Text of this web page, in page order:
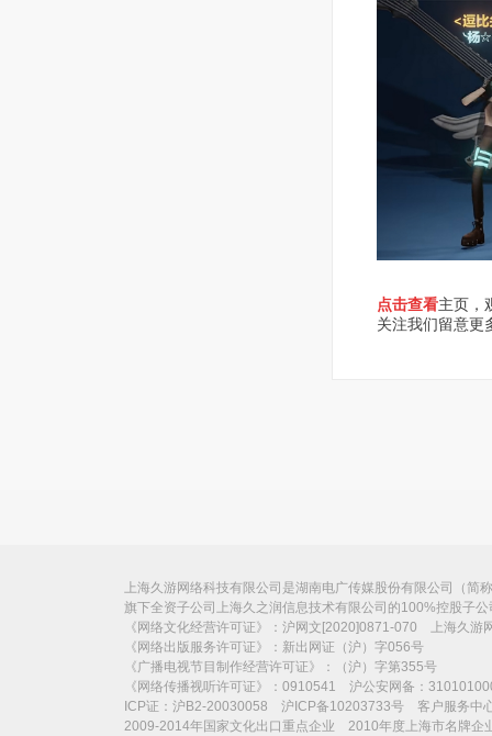
点击查看主页，
关注我们留意更
上海久游网络科技有限公司是湖南电广传媒股份有限公司（简
旗下全资子公司上海久之润信息技术有限公司的100%控股子
《网络文化经营许可证》：沪网文[2020]0871-070 上海久游
《网络出版服务许可证》：新出网证（沪）字056号
《广播电视节目制作经营许可证》：（沪）字第355号
《网络传播视听许可证》：0910541 沪公安网备：
ICP证：沪B2-20030058 沪ICP备10203733号 客户服务中
2009-2014年国家文化出口重点企业 2010年度上海市名牌企